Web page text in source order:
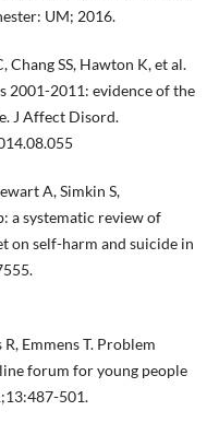
UM; 2016.
Chang SS, Hawton K, et al.
2001-2011: evidence of the
J Affect Disord.
A, Simkin S,
a systematic review of
on self-harm and suicide in
R, Emmens T. Problem
forum for young people
501.